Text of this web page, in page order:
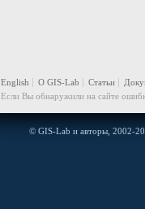
English О GIS-Lab Статьи
Если Вы обнаружили на сайте
© GIS-Lab и авторы, 2002-